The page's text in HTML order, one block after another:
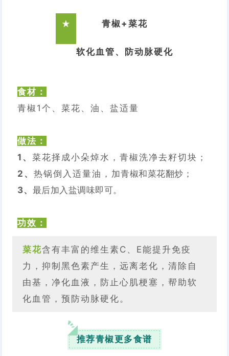
★ 青椒+菜花
软化血管、防动脉硬化
食材：
青椒1个、菜花、油、盐适量
做法：
1、 菜花择成小朵焯水，青椒洗净去籽切块；
2、热锅倒入适量油， 加青椒和菜花翻炒；
3、 最后加入盐调味即可。
功效：
菜花含有丰富的维生素C、E能提升免疫
力，抑制黑色素产生，远离老化，清除自
由基，净化血液，防止心肌梗塞，帮助软
化血管，预防动脉硬化。
推荐青椒更多食谱